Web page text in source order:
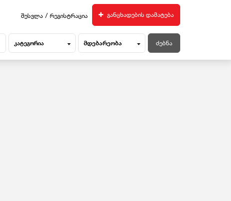
შესვლა / რეგისტრაცია განცხადების დამატება
კატეგორია მდებარეობა